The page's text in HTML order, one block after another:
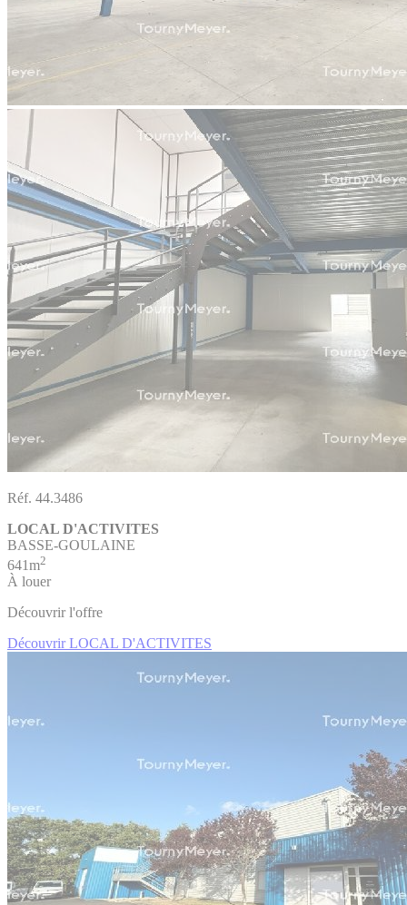
Réf. 44.3486
LOCAL D'ACTIVITES
BASSE-GOULAINE
641m2
À louer
Découvrir l'offre
Découvrir LOCAL D'ACTIVITES